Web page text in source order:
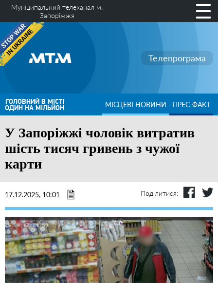
Муніципальний телеканал м.
Запоріжжя
Телепрограма
ГОЛОВНИЙ В МІСТІ
ОДИН НА МІЛЬЙОН МІСЦЕВІ НОВИНИ ПРЕС-ФАКТ
У Запоріжжі чоловік витратив
шість тисяч гривень з чужої
карти
17.12.2025, 10:01 Поділитися: